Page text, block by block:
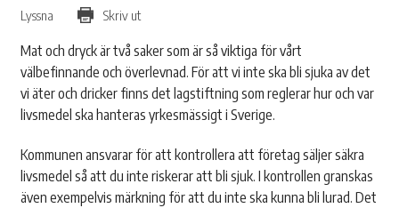
Lyssna Skriv ut
Mat och dryck är två saker som är så viktiga för vårt
välbefinnande och överlevnad. För att vi inte ska bli sjuka av det
vi äter och dricker finns det lagstiftning som reglerar hur och var
livsmedel ska hanteras yrkesmässigt i Sverige.
Kommunen ansvarar för att kontrollera att företag säljer säkra
livsmedel så att du inte riskerar att bli sjuk. I kontrollen granskas
även exempelvis märkning för att du inte ska kunna bli lurad. Det